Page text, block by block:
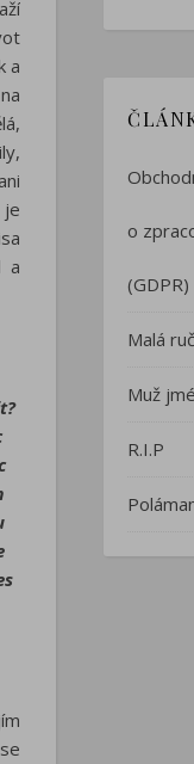
a
je
a
o
(GDPR)
Malá
Muž
R.I.P